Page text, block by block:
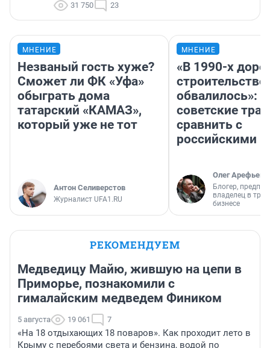
31 750 23
МНЕНИЕ
Незваный гость хуже?
Сможет ли ФК «Уфа»
обыграть дома
татарский «КАМАЗ»,
который уже не тот
Антон Селиверстов
Журналист UFA1.RU
МНЕНИЕ
«В 1990-х
строительство
обвалилось»:
советские
сравнить с
российскими
Олег Арефьев
Блогер,
владелец в
бизнесе
РЕКОМЕНДУЕМ
Медведицу Майю, жившую на цепи в
Приморье, познакомили с
гималайским медведем Фиником
5 августа 19 061 7
«На 18 отдыхающих 18 поваров». Как проходит лето в
Крыму с перебоями света и бензина, водой по